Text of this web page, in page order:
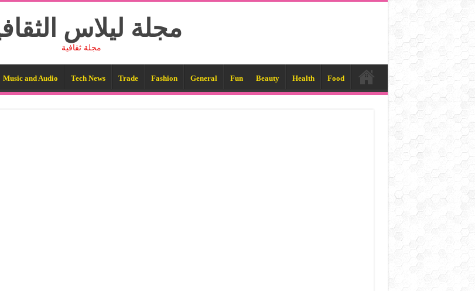
مجلة ليلاس
مجلة ثقافية
Food
Health
Beauty
Fun
General
Fashion
Trade
Tech News
Music and Audio